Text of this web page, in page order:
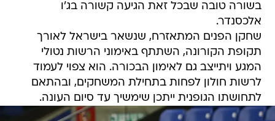
בשורה טובה שבכל זאת הגיעה קשורה בג'ו
אלכסנדר.
שחקן הפנים המתאזרח, שנשאר בישראל לאורך
תקופת הקורונה, השתתף באימוני הרשות נטולי
המגע ויתייצב גם לאימון הבכורה. הוא צפוי לעמוד
לרשות חולון לפחות בתחילת המשחקים, ובהתאם
לתחושתו הגופנית ייתכן שימשיך עד סיום העונה.